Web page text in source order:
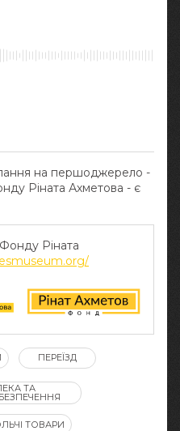
на першоджерело -
Ріната Ахметова - є
Ріната
ПЕРЕЇЗД
ТА
ТОВАРИ